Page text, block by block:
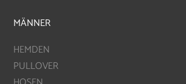
MÄNNER
HEMDEN
PULLOVER